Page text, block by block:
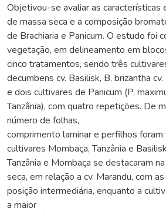
Objetivou-se avaliar as características
de massa seca e a composição
de Brachiaria e Panicum. O estudo foi
vegetação, em delineamento em
cinco tratamentos, sendo três
decumbens cv. Basilisk, B. brizantha
e dois cultivares de Panicum (P.
Tanzânia), com quatro repetições. De
número de folhas,
comprimento laminar e perfilhos foram
cultivares Mombaça, Tanzânia e
Tanzânia e Mombaça se destacaram
seca, em relação a cv. Marandu, com
posição intermediária, enquanto a
a maior